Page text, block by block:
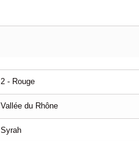
2 - Rouge
Vallée du Rhône
Syrah